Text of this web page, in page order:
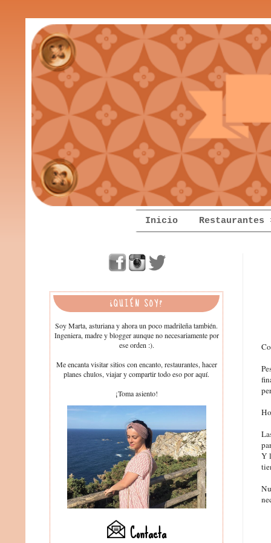
Inicio Restaurantes
Y
¿QUIÉN SOY?
Soy Marta, asturiana y ahora un poco madrileña también.
Ingeniera, madre y blogger aunque no necesariamente por
ese orden :).
Me encanta visitar sitios con encanto, restaurantes, hacer
planes chulos, viajar y compartir todo eso por aquí.
¡Toma asiento!
Contacta